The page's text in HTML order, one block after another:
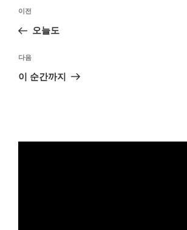
색
이
전
이전
오늘도
다
음
다음
이 순간까지